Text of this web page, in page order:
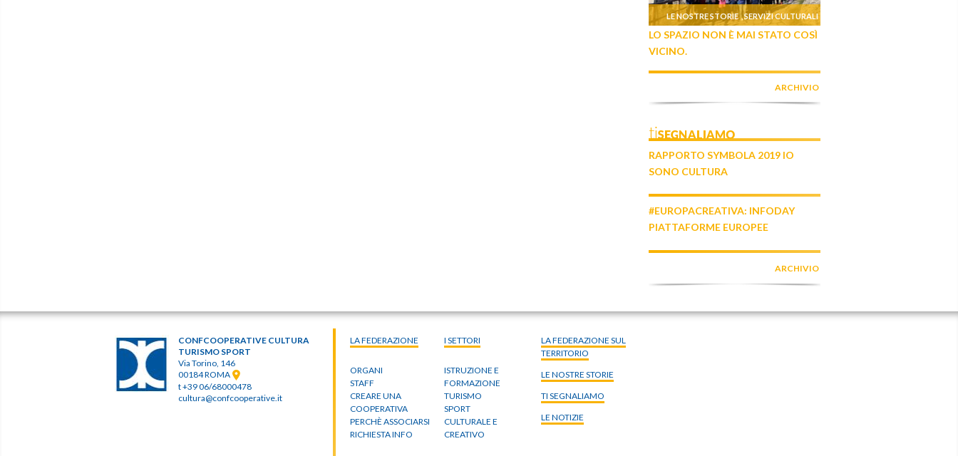
LE NOSTRE STORIE ,SERVIZI CULTURALI
LO SPAZIO NON È MAI STATO COSÌ
VICINO.
ARCHIVIO
tiSEGNALIAMO
RAPPORTO SYMBOLA 2019 IO
SONO CULTURA
#EUROPACREATIVA: INFODAY
PIATTAFORME EUROPEE
ARCHIVIO
LA FEDERAZIONE
ORGANI
STAFF
CREARE UNA
COOPERATIVA
PERCHÈ ASSOCIARSI
RICHIESTA INFO
LA FEDERAZIONE SUL
TERRITORIO
I SETTORI
ISTRUZIONE E
FORMAZIONE
TURISMO
SPORT
CULTURALE E
CREATIVO
LE NOSTRE STORIE
TI SEGNALIAMO
LE NOTIZIE
CONFCOOPERATIVE CULTURA
TURISMO SPORT
Via Torino, 146
00184 ROMA
t +39 06/68000478
cultura@confcooperative.it